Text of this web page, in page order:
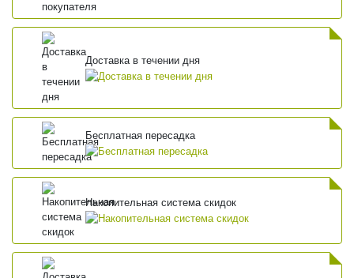
Доставка в течении дня
Бесплатная пересадка
Накопительная система скидок